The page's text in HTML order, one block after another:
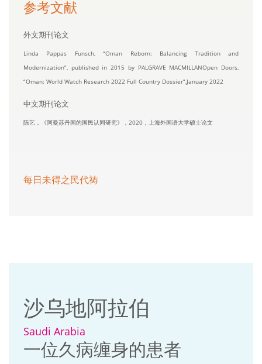
参考文献
外文期刊论文
Linda Pappas Funsch, “Oman Reborn: Balancing Tradition and
Modernization”, published in 2015 by PALGRAVE MACMILLANOpen Doors,
“Oman: World Watch Research 2022 Full Country Dossier”,January 2022
中文期刊论文
陈艺，《阿曼苏丹国的国民认同研究》，2020，上海外国语大学硕士论文
每日未得之民代祷
沙乌地阿拉伯
Saudi Arabia
一位久病缠身的患者